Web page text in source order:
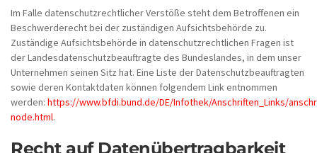
Im Falle datenschutzrechtlicher Verstöße steht dem Betroffenen ein
Beschwerderecht bei der zuständigen Aufsichtsbehörde zu.
Zuständige Aufsichtsbehörde in datenschutzrechtlichen Fragen ist
der Landesdatenschutzbeauftragte des Bundeslandes, in dem unser
Unternehmen seinen Sitz hat. Eine Liste der Datenschutzbeauftragten
sowie deren Kontaktdaten können folgendem Link entnommen
werden: https://www.bfdi.bund.de/DE/Infothek/Anschriften_Links/
node.html.
Recht auf Datenübertragbarkeit